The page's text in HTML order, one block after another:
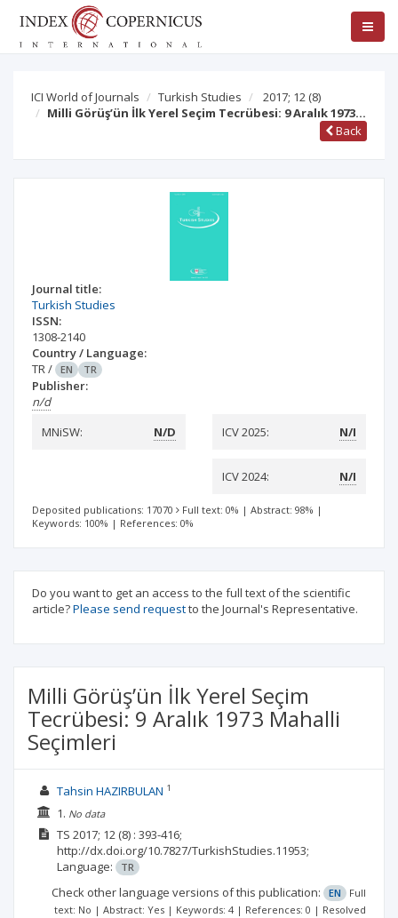
ICI World of Journals Turkish Studies 2017; 12 (8)
Milli Görüş’ün İlk Yerel Seçim Tecrübesi: 9 Aralık 1973…
Back
Journal title:
Turkish Studies
ISSN:
1308-2140
Country / Language:
TR/ EN TR
Publisher:
n/d
MNiSW:
N/D ICV 2025: N/I
ICV 2024: N/I
Deposited publications: 17070 Full text: 0% | Abstract: 98% |
Keywords: 100% | References: 0%
Do you want to get an access to the full text of the scientific
article?Please send requestto the Journal's Representative.
Milli Görüş’ün İlk Yerel Seçim
Tecrübesi: 9 Aralık 1973 Mahalli
Seçimleri
Tahsin HAZIRBULAN 1
1. No data
TS 2017; 12(8) : 393-416;
http://dx.doi.org/10.7827/TurkishStudies.11953;
Language:
TR
Check other language versions of this publication: EN
Full
text: No | Abstract: Yes | Keywords: 4 | References: 0 | Resolved